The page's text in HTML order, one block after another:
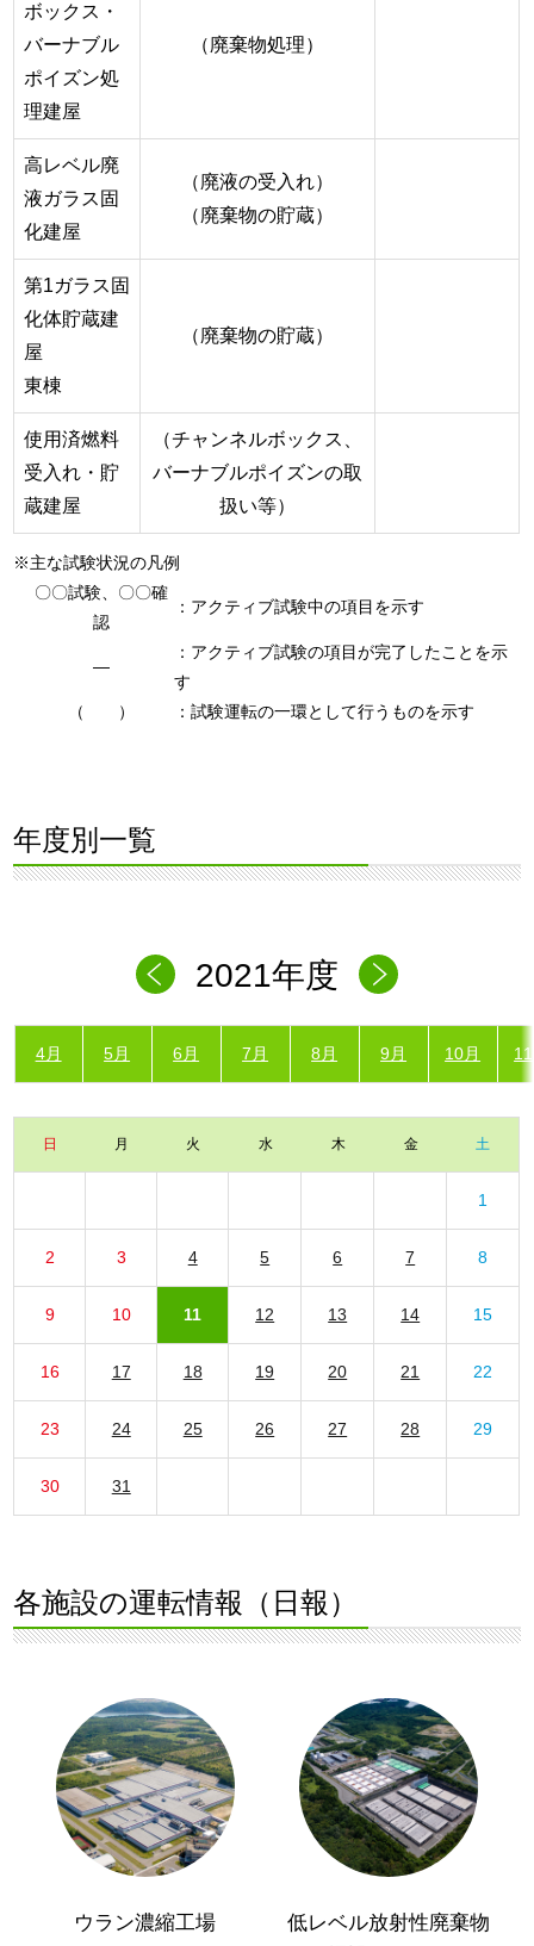
ボックス・
バーナブル
ポイズン処
理建屋
（廃棄物処理）
高レベル廃
液ガラス固
化建屋
（廃液の受入れ）
（廃棄物の貯蔵）
第1ガラス固
化体貯蔵建
屋
東棟
（廃棄物の貯蔵）
使用済燃料
受入れ・貯
蔵建屋
（チャンネルボックス、
バーナブルポイズンの取
扱い等）
※主な試験状況の凡例
〇〇試験、〇〇確
認
：アクティブ試験中の項目を示す
―
：アクティブ試験の項目が完了したことを示
す
（ ）
：試験運転の一環として行うものを示す
年度別一覧
2021年度
4月 5月 6月 7月 8月 9月 10月
日 月 火 水 木 金 土
1
2 3 4 5 6 7 8
9 10 11 12 13 14 15
16 17 18 19 20 21 22
23 24 25 26 27 28 29
30 31
各施設の運転情報（日報）
ウラン濃縮工場
低レベル放射性廃棄物